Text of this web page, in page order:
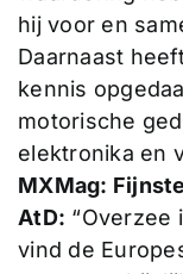
hij voor en
Daarnaast
kennis
motorische
elektronika en
MXMag:
AtD: “Overzee
vind de